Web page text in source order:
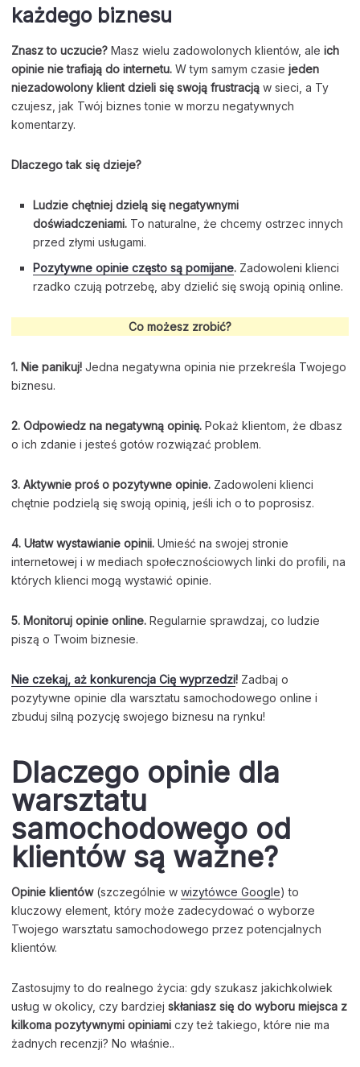
każdego biznesu
Znasz to uczucie? Masz wielu zadowolonych klientów, ale ich
opinie nie trafiają do internetu. W tym samym czasie jeden
niezadowolony klient dzieli się swoją frustracją w sieci, a Ty
czujesz, jak Twój biznes tonie w morzu negatywnych
komentarzy.
Dlaczego tak się dzieje?
Ludzie chętniej dzielą się negatywnymi
doświadczeniami. To naturalne, że chcemy ostrzec innych
przed złymi usługami.
Pozytywne opinie często są pomijane. Zadowoleni klienci
rzadko czują potrzebę, aby dzielić się swoją opinią online.
Co możesz zrobić?
1. Nie panikuj! Jedna negatywna opinia nie przekreśla Twojego
biznesu.
2. Odpowiedz na negatywną opinię. Pokaż klientom, że dbasz
o ich zdanie i jesteś gotów rozwiązać problem.
3. Aktywnie proś o pozytywne opinie. Zadowoleni klienci
chętnie podzielą się swoją opinią, jeśli ich o to poprosisz.
4. Ułatw wystawianie opinii. Umieść na swojej stronie
internetowej i w mediach społecznościowych linki do profili, na
których klienci mogą wystawić opinie.
5. Monitoruj opinie online. Regularnie sprawdzaj, co ludzie
piszą o Twoim biznesie.
Nie czekaj, aż konkurencja Cię wyprzedzi! Zadbaj o
pozytywne opinie dla warsztatu samochodowego online i
zbuduj silną pozycję swojego biznesu na rynku!
Dlaczego opinie dla
warsztatu
samochodowego od
klientów są ważne?
Opinie klientów(szczególnie w wizytówce Google) to
kluczowy element, który może zadecydować o wyborze
Twojego warsztatu samochodowego przez potencjalnych
klientów.
Zastosujmy to do realnego życia: gdy szukasz jakichkolwiek
usług w okolicy, czy bardziej skłaniasz się do wyboru miejsca z
kilkoma pozytywnymi opiniami czy też takiego, które nie ma
żadnych recenzji? No właśnie..